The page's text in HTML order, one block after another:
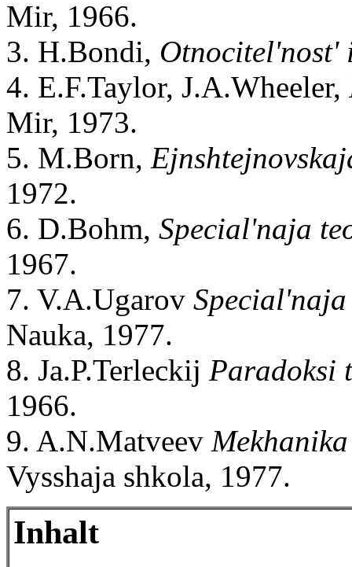
Mir, 1966.
3. H.Bondi, Otnocitel'nost'
4. E.F.Taylor, J.A.Wheeler,
Mir, 1973.
5. M.Born,
1972.
6. D.Bohm, Special'naja
1967.
7. V.A.Ugarov
Nauka, 1977.
8. Ja.P.Terleckij Paradoksi
1966.
9. A.N.Matveev
Vysshaja shkola, 1977.
Inhalt